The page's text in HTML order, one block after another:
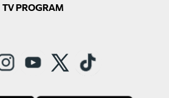
TV PROGRAM